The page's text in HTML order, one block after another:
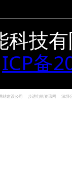
科技
ICP备
站建设公司 步进电机资讯网 深圳